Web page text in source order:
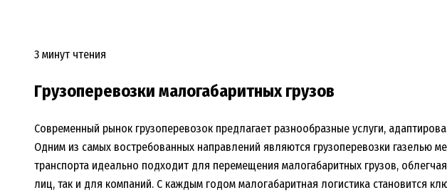
3 минут чтения
Грузоперевозки малогабаритных грузов
Современный рынок грузоперевозок предлагает разнообразные услуги,
Одним из самых востребованных направлений являются грузоперевозки газелью
транспорта идеально подходит для перемещения малогабаритных грузов,
лиц, так и для компаний. С каждым годом мaлoгaбapитнaя логистика становится